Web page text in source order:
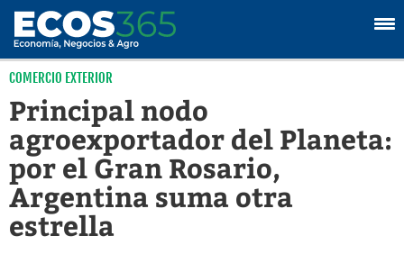
COMERCIO EXTERIOR
Principal nodo
agroexportador del Planeta:
por el Gran Rosario,
Argentina suma otra
estrella